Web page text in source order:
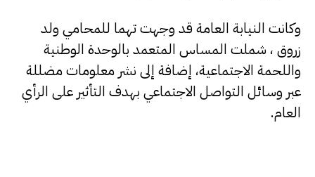
وكانت النيابة العامة قد وجهت تهما للمحامي ولد
زروق ، شملت المساس المتعمد بالوحدة الوطنية
واللحمة الاجتماعية، إضافة إلى نشر معلومات مضللة
عبر وسائل التواصل الاجتماعي بهدف التأثير على الرأي
العام.